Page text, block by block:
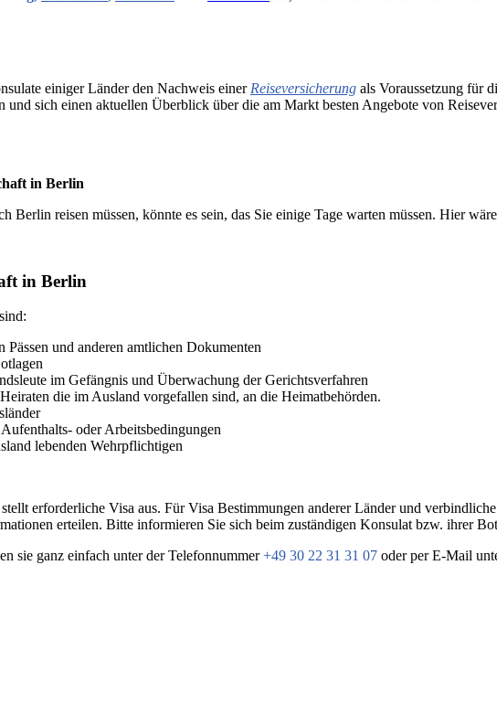
einiger Länder den Nachweis einer Reiseversicherung als Voraussetzung für
und sich einen aktuellen Überblick über die am Markt besten Angebote von
in Berlin
Berlin reisen müssen, könnte es sein, das Sie einige Tage warten müssen. Hier
in Berlin
und anderen amtlichen Dokumenten
im Gefängnis und Überwachung der Gerichtsverfahren
die im Ausland vorgefallen sind, an die Heimatbehörden.
oder Arbeitsbedingungen
lebenden Wehrpflichtigen
erforderliche Visa aus. Für Visa Bestimmungen anderer Länder und
erteilen. Bitte informieren Sie sich beim zuständigen Konsulat bzw. ihrer
sie ganz einfach unter der Telefonnummer+49 30 22 31 31 07 oder per E-Mail